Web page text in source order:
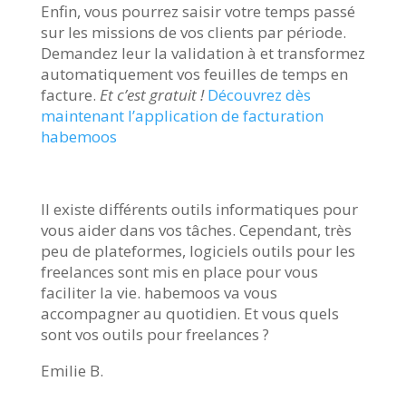
Enfin, vous pourrez saisir votre temps passé
sur les missions de vos clients par période.
Demandez leur la validation à et transformez
automatiquement vos feuilles de temps en
facture. Et c’est gratuit ! Découvrez dès
maintenant l’application de facturation
habemoos
Il existe différents outils informatiques pour
vous aider dans vos tâches. Cependant, très
peu de plateformes, logiciels outils pour les
freelances sont mis en place pour vous
faciliter la vie. habemoos va vous
accompagner au quotidien. Et vous quels
sont vos outils pour freelances ?
Emilie B.